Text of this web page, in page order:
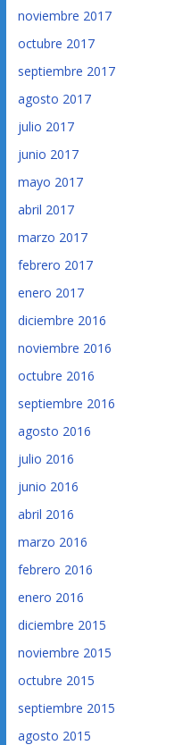
noviembre 2017
octubre 2017
septiembre 2017
agosto 2017
julio 2017
junio 2017
mayo 2017
abril 2017
marzo 2017
febrero 2017
enero 2017
diciembre 2016
noviembre 2016
octubre 2016
septiembre 2016
agosto 2016
julio 2016
junio 2016
abril 2016
marzo 2016
febrero 2016
enero 2016
diciembre 2015
noviembre 2015
octubre 2015
septiembre 2015
agosto 2015